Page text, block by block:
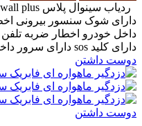
دارای شوک سنسور بیرونی
داخل خودرو اخطار ضربه تلفن
دارای کلید sos دارای سرور داخلی نرم...
دوست داشتن
دوست داشتن